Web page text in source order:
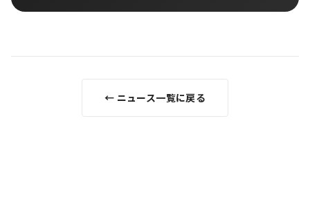
← ニュース一覧に戻る